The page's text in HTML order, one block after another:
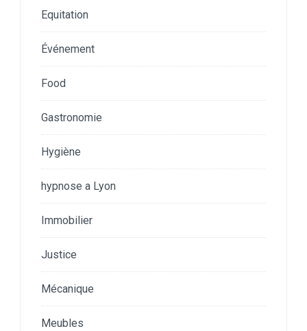
Equitation
Événement
Food
Gastronomie
Hygiène
hypnose a Lyon
Immobilier
Justice
Mécanique
Meubles